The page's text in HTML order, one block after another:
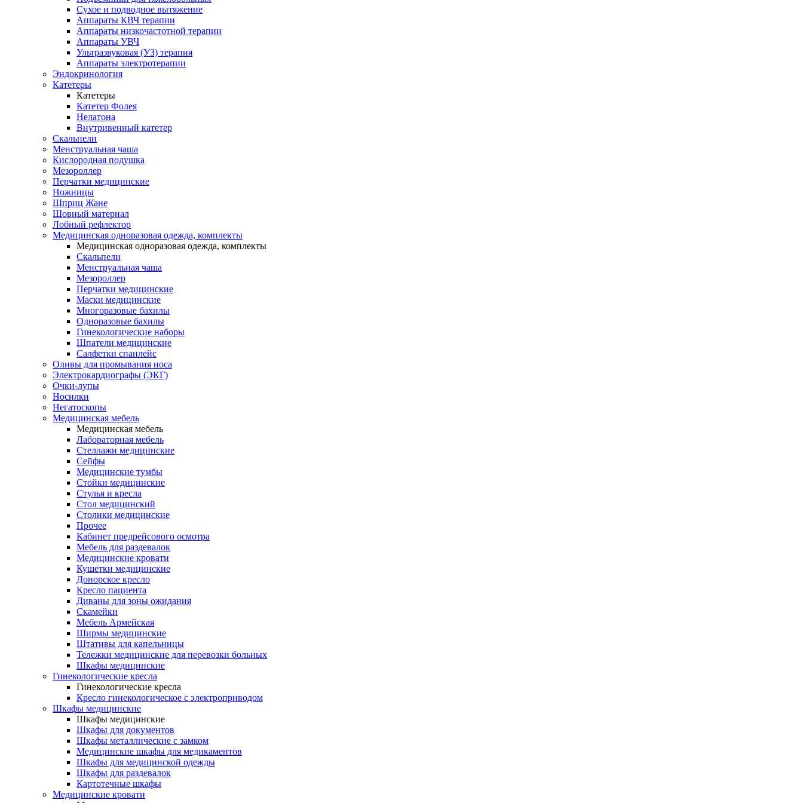
Сухое и подводное вытяжение
Аппараты КВЧ терапии
Аппараты низкочастотной терапии
Аппараты УВЧ
Ультразвуковая (УЗ) терапия
Аппараты электротерапии
Эндокринология
Катетеры
Катетеры
Катетер Фолея
Нелатона
Внутривенный катетер
Скальпели
Менструальная чаша
Кислородная подушка
Мезороллер
Перчатки медицинские
Ножницы
Шприц Жане
Шовный материал
Лобный рефлектор
Медицинская одноразовая одежда, комплекты
Медицинская одноразовая одежда, комплекты
Скальпели
Менструальная чаша
Мезороллер
Перчатки медицинские
Маски медицинские
Многоразовые бахилы
Одноразовые бахилы
Гинекологические наборы
Шпатели медицинские
Салфетки спанлейс
Оливы для промывания носа
Электрокардиографы (ЭКГ)
Очки-лупы
Носилки
Негатоскопы
Медицинская мебель
Медицинская мебель
Лабораторная мебель
Стеллажи медицинские
Сейфы
Медицинские тумбы
Стойки медицинские
Cтулья и кресла
Стол медицинский
Столики медицинские
Прочее
Кабинет предрейсового осмотра
Мебель для раздевалок
Медицинские кровати
Кушетки медицинские
Донорское кресло
Кресло пациента
Диваны для зоны ожидания
Скамейки
Мебель Армейская
Ширмы медицинские
Штативы для капельницы
Тележки медицинские для перевозки больных
Шкафы медицинские
Гинекологические кресла
Гинекологические кресла
Кресло гинекологическое с электроприводом
Шкафы медицинские
Шкафы медицинские
Шкафы для документов
Шкафы металлические с замком
Медицинские шкафы для медикаментов
Шкафы для медицинской одежды
Шкафы для раздевалок
Картотечные шкафы
Медицинские кровати